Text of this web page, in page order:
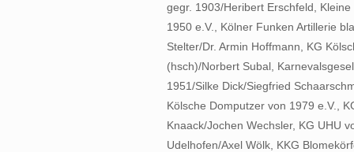
gegr. 1903/Heribert Erschfeld,
1950 e.V., Kölner Funken Artillerie
Stelter/Dr. Armin Hoffmann, KG
(hsch)/Norbert Subal,
1951/Silke Dick/Siegfried
Kölsche Domputzer von 1979 e.V.,
Knaack/Jochen Wechsler, KG UHU
Udelhofen/Axel Wölk, KKG